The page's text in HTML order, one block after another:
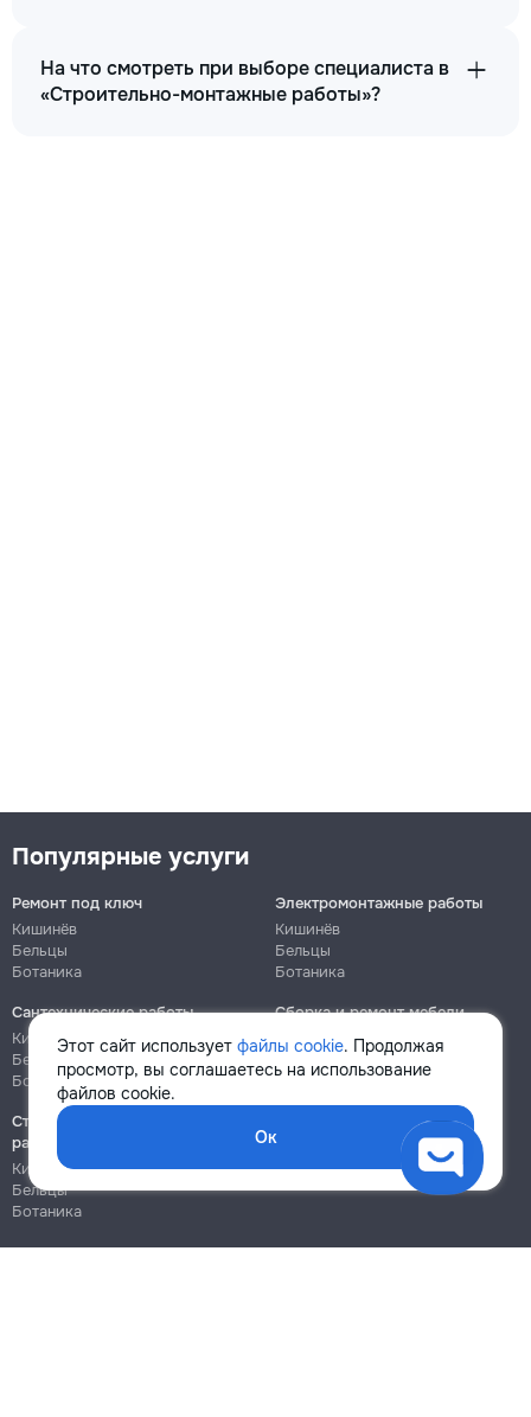
На что смотреть при выборе специалиста в
«Строительно-монтажные работы»?
Этот сайт использует файлы cookie. Продолжая
просмотр, вы соглашаетесь на использование
файлов cookie.
Ок
Популярные услуги
Ремонт под ключ
Кишинёв
Бельцы
Ботаника
Электромонтажные работы
Кишинёв
Бельцы
Ботаника
Сантехнические работы
Кишинёв
Бельцы
Ботаника
Сборка и ремонт мебели
Кишинёв
Ботаника
Строительно-монтажные
работы
Кишинёв
Бельцы
Ботаника